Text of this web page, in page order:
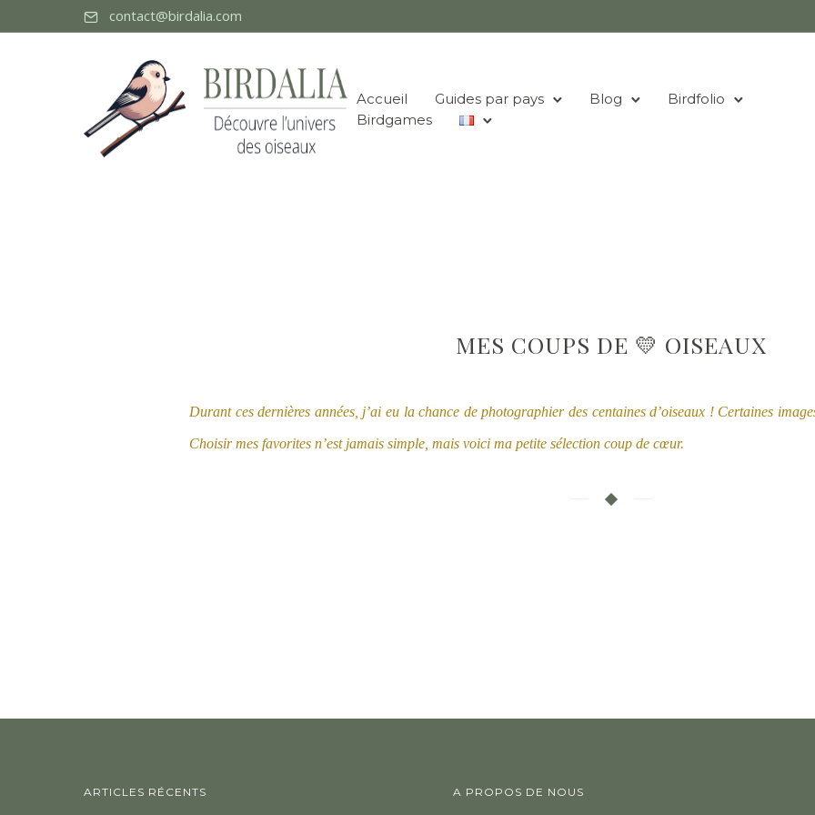
contact@birdalia.com
Accueil Guides par pays Blog
Birdfolio
Birdgames
MES COUPS DE 💛 OISEAUX
Durant ces dernières années, j’ai eu la chance de photographier des centaines d’oiseaux ! Certaines
Choisir mes favorites n’est jamais simple, mais voici ma petite sélection coup de cœur.
ARTICLES RÉCENTS A PROPOS DE NOUS